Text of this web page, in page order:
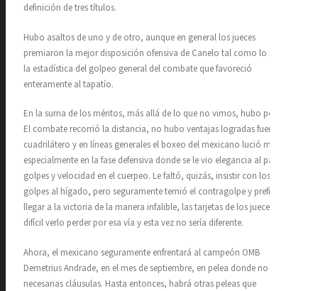
definición de tres títulos.
Hubo asaltos de uno y de otro, aunque en general los jueces
premiaron la mejor disposición ofensiva de Canelo tal como lo marcó
la estadística del golpeo general del combate que favoreció
enteramente al tapatío.
En la suma de los méritos, más allá de lo que no vimos, hubo pelea.
El combate recorrió la distancia, no hubo ventajas logradas fuera del
cuadrilátero y en líneas generales el boxeo del mexicano lució mejor,
especialmente en la fase defensiva donde se le vio elegancia al pasar
golpes y velocidad en el cuerpeo. Le faltó, quizás, insistir con los
golpes al hígado, pero seguramente temió el contragolpe y prefirió
llegar a la victoria de la manera infalible, las tarjetas de los jueces. Es
difícil verlo perder por esa vía y esta vez no sería diferente.
Ahora, el mexicano seguramente enfrentará al campeón OMB
Demetrius Andrade, en el mes de septiembre, en pelea donde no serán
necesarias cláusulas. Hasta entonces, habrá otras peleas que